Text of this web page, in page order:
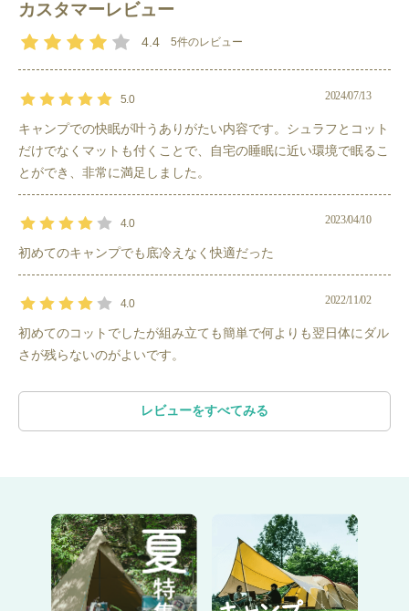
80×190cm（収納時：約直径
マット
キャンプマット/181×51×1.6cm（収納
チレンフォーム
コット
フェザーウエイトコンパクトコット/65
x 190 x 16cm（収納サイズ：15 x D15
16cm（収納サイズ：47 x D13.5 x
カスタマーレビュー
4.4 5件のレビュー
5.0 2024/07/13
キャンプでの快眠が叶うありがたい内容です。シュラフとコット
だけでなくマットも付くことで、自宅の睡眠に近い環境で眠るこ
とができ、非常に満足しました。
4.0 2023/04/10
初めてのキャンプでも底冷えなく快適だった
4.0 2022/11/02
初めてのコットでしたが組み立ても簡単で何よりも翌日体にダル
さが残らないのがよいです。
レビューをすべてみる